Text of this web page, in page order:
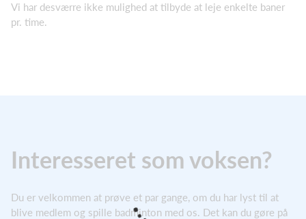
Vi har desværre ikke mulighed at tilbyde at leje enkelte baner
pr. time.
Interesseret som voksen?
Du er velkommen at prøve et par gange, om du har lyst til at
blive medlem og spille badminton med os. Det kan du gøre på